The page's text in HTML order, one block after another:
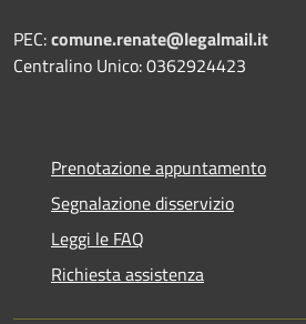
PEC:comune.renate@legalmail.it
Centralino Unico: 0362924423
Prenotazione appuntamento
Segnalazione disservizio
Leggi le FAQ
Richiesta assistenza